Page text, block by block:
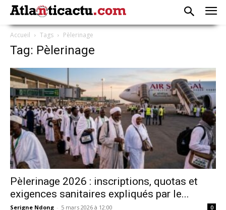
Accueil Tags Pèlerinage
Tag: Pèlerinage
Pèlerinage 2026 : inscriptions, quotas et
exigences sanitaires expliqués par le...
Serigne Ndong - 5 mars 2026 à 12:00 0